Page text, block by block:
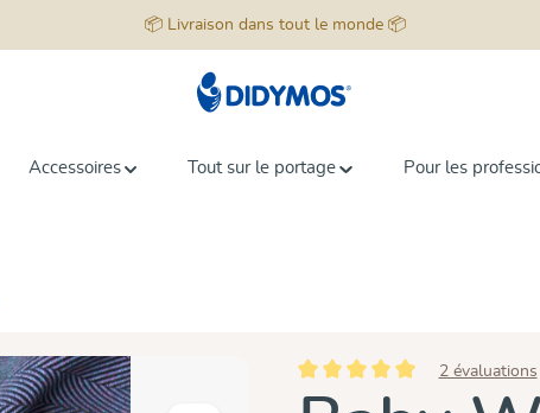
📦 Livraison dans tout le monde 📦
Accessoires Tout sur le portage Pour les
Note moyenne de 5 sur 5 étoiles
2 évaluations